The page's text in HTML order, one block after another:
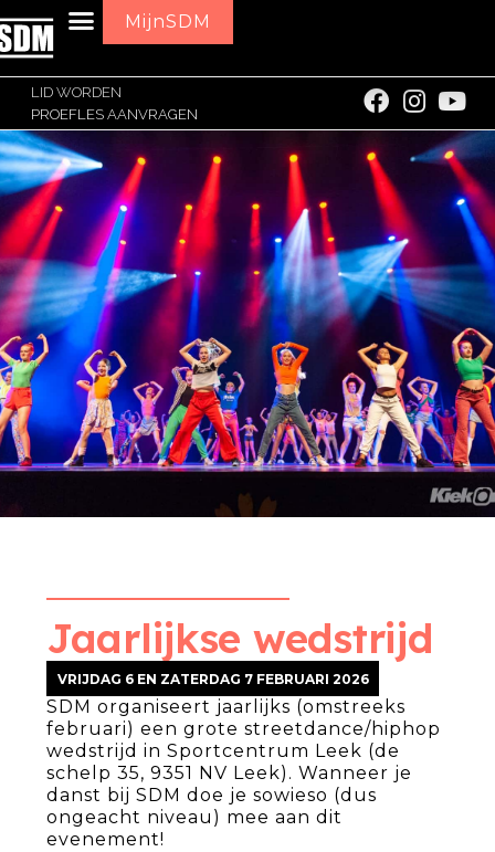
MijnSDM
LID WORDEN
PROEFLES AANVRAGEN
Jaarlijkse wedstrijd
VRIJDAG 6 EN ZATERDAG 7 FEBRUARI 2026
SDM organiseert jaarlijks (omstreeks
februari) een grote streetdance/hiphop
wedstrijd in Sportcentrum Leek (de
schelp 35, 9351 NV Leek). Wanneer je
danst bij SDM doe je sowieso (dus
ongeacht niveau) mee aan dit
evenement!